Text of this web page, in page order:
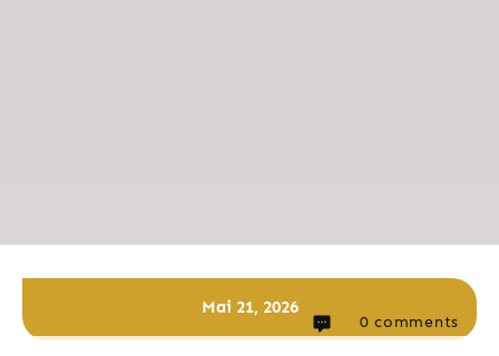
Mai 21, 2026
0 comments